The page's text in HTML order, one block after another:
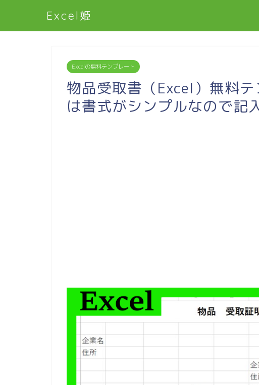
Excel姫
Excelの無料テンプレート
物品受取書（Excel）無料
は書式がシンプルなので記